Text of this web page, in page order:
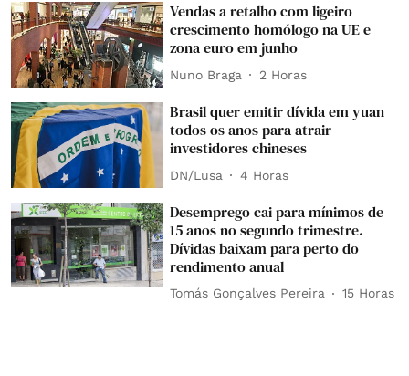
Vendas a retalho com ligeiro
crescimento homólogo na UE e
zona euro em junho
Nuno Braga 2 Horas
Brasil quer emitir dívida em yuan
todos os anos para atrair
investidores chineses
DN/Lusa 4 Horas
Desemprego cai para mínimos de
15 anos no segundo trimestre.
Dívidas baixam para perto do
rendimento anual
Tomás Gonçalves Pereira 15 Horas